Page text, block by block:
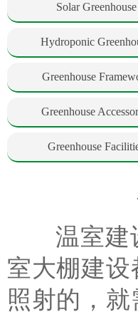
Solar Greenhouse
Hydroponic
Greenhouse
Greenhouse
Greenhouse
温室建设
室大棚建
照射的，